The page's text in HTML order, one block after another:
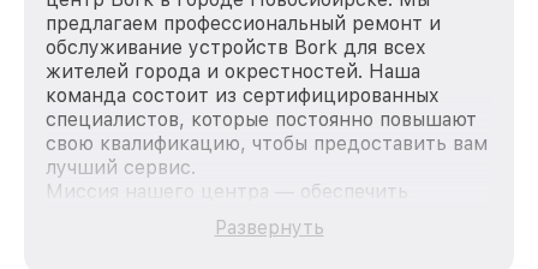
предлагаем профессиональный ремонт и
обслуживание устройств Bork для всех
жителей города и окрестностей. Наша
команда состоит из сертифицированных
специалистов, которые постоянно повышают
свою квалификацию, чтобы предоставить вам
лучший сервис.
Миссия нашего центра — обеспечить
качественный и доступный ремонт для
каждого пользователя продукции Bork, вне
Развернуть